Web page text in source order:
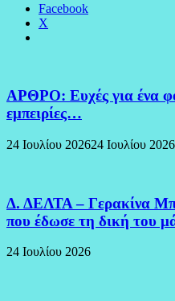
Facebook
X
ΑΡΘΡΟ: Ευχές για ένα
εμπειρίες…
24 Ιουλίου 202624 Ιουλίου 2026
Δ. ΔΕΛΤΑ – Γερακίνα
που έδωσε τη δική του
24 Ιουλίου 2026